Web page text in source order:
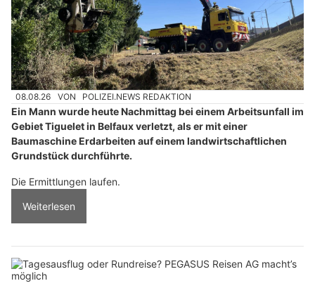
08.08.26 VON POLIZEI.NEWS REDAKTION
Ein Mann wurde heute Nachmittag bei einem Arbeitsunfall im
Gebiet Tiguelet in Belfaux verletzt, als er mit einer
Baumaschine Erdarbeiten auf einem landwirtschaftlichen
Grundstück durchführte.
Die Ermittlungen laufen.
Weiterlesen